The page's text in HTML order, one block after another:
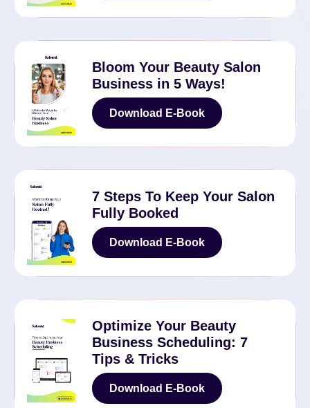
Download E-Book
Bloom Your Beauty Salon
Business in 5 Ways!
Download E-Book
Download E-Book
7 Steps To Keep Your Salon
Fully Booked
Download E-Book
Download E-Book
Optimize Your Beauty
Business Scheduling: 7
Tips & Tricks
Download E-Book